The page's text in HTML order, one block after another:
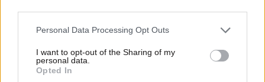
Please note that this website/app uses one or more Google
not limited to your visit or usage behaviour. You may click to
grant or deny consent to Google and its third-party tags to
use your data for below specified purposes in below Google
Personal Data Processing Opt Outs
I want to opt-out of the Sharing of my
personal data.
Opted In
alex-george 25·06·2016 22:38
Προϋπόθεση γιὰ νὰ μπεῖ στὴν Ε.Ε. μία χώρα εἶναι νὰ